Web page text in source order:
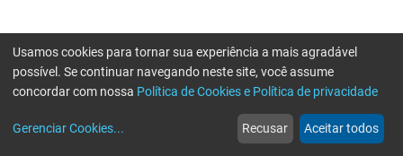
web
Notícias
more_horiz
Mais
Usamos cookies para tornar sua experiência a mais agradável
possível. Se continuar navegando neste site, você assume
concordar com nossa Política de Cookies e Política de privacidade
Gerenciar Cookies... Recusar Aceitar todos
Erro ao enviar informações, por favor tente novamente